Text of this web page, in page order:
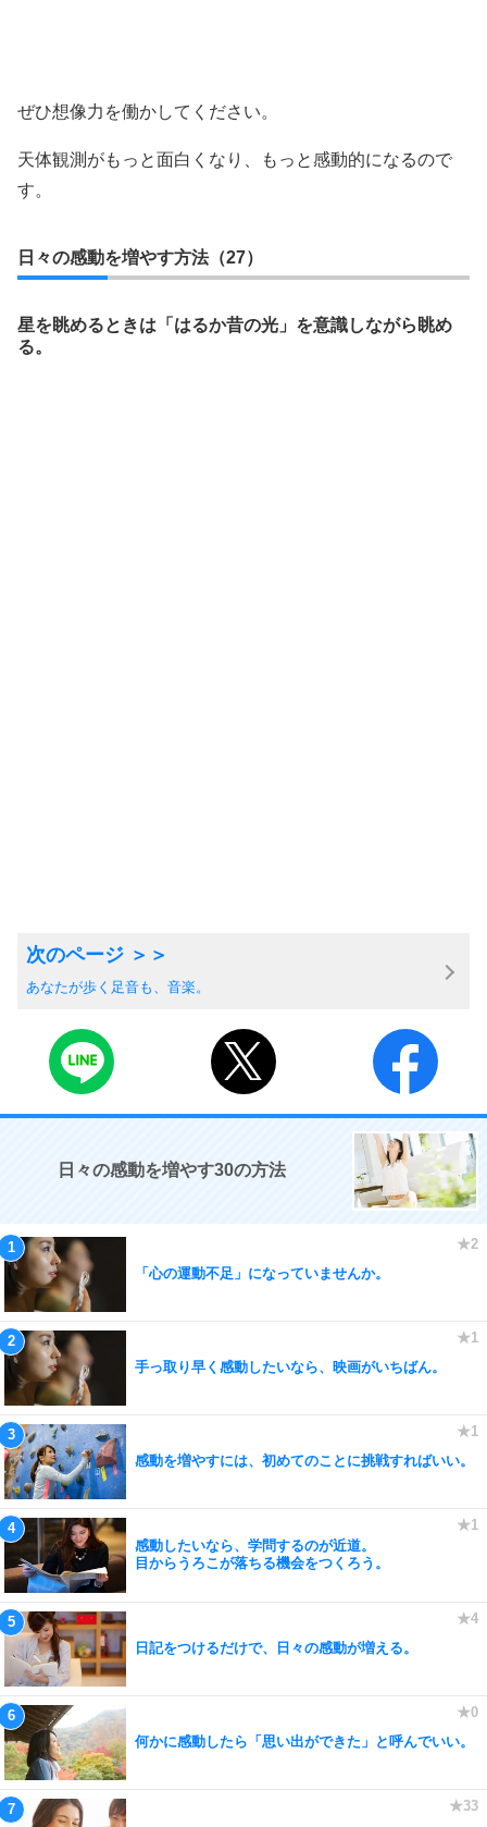
ぜひ想像力を働かしてください。
天体観測がもっと面白くなり、もっと感動的になるので
す。
日々の感動を増やす方法（27）
星を眺めるときは「はるか昔の光」を意識しながら眺め
る。
あなたが歩く足音も、音楽。
日々の感動を増やす30の方法
「心の運動不足」になっていませんか。
手っ取り早く感動したいなら、映画がいちばん。
感動を増やすには、初めてのことに挑戦すればいい。
感動したいなら、学問するのが近道。
目からうろこが落ちる機会をつくろう。
日記をつけるだけで、日々の感動が増える。
何かに感動したら「思い出ができた」と呼んでいい。